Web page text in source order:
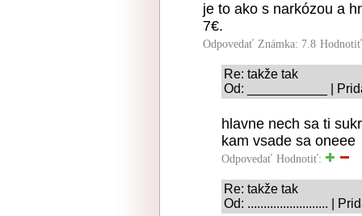
je to ako s narkózou a
7€.
Odpovedať Známka: 7.8
Re: takže tak
Od: ___________ |
hlavne nech sa ti
kam vsade sa oneee
Odpovedať Hodnotiť:
Re: takže tak
Od: ......................... |